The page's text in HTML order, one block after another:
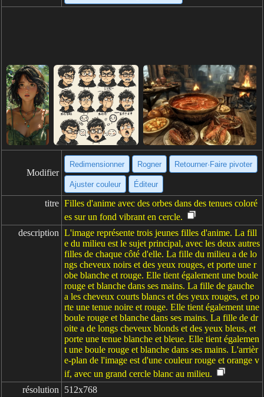
Modifier
Redimensionner Rogner Retourner·Faire pivoter
Ajuster couleur Éditeur
titre Filles d'anime avec des orbes dans des tenues coloré
es sur un fond vibrant en cercle.
description L'image représente trois jeunes filles d'anime. La fill
e du milieu est le sujet principal, avec les deux autres
filles de chaque côté d'elle. La fille du milieu a de lo
ngs cheveux noirs et des yeux rouges, et porte une r
obe blanche et rouge. Elle tient également une boule
rouge et blanche dans ses mains. La fille de gauche
a les cheveux courts blancs et des yeux rouges, et po
rte une tenue noire et rouge. Elle tient également une
boule rouge et blanche dans ses mains. La fille de dr
oite a de longs cheveux blonds et des yeux bleus, et
porte une tenue blanche et bleue. Elle tient égalemen
t une boule rouge et blanche dans ses mains. L'arrièr
e-plan de l'image est d'une couleur rouge et orange v
if, avec un grand cercle blanc au milieu.
résolution
512x768